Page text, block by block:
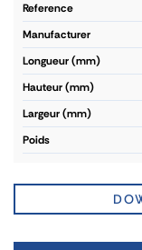
reference
manufacturer
longueur (mm)
hauteur (mm)
largeur (mm)
poids